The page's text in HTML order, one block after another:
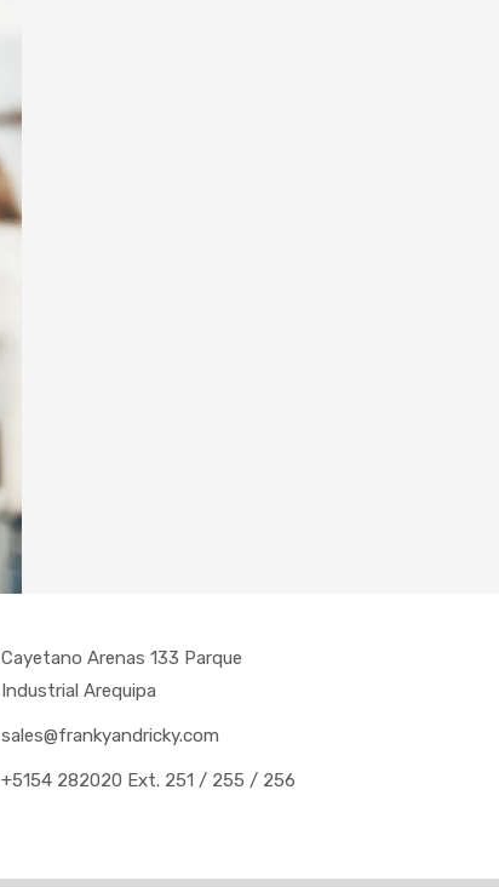
Cayetano Arenas 133 Parque
Industrial Arequipa
sales@frankyandricky.com
+5154 282020 Ext. 251 / 255 / 256